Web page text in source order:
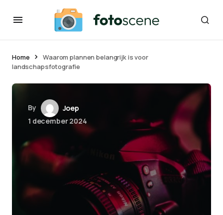
Home
Waarom plannen belangrijk is voor
landschapsfotografie
By
Joep
1 december 2024